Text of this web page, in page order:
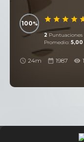
100
2 Puntuaciones
Promedio: 5,00
24m 1987